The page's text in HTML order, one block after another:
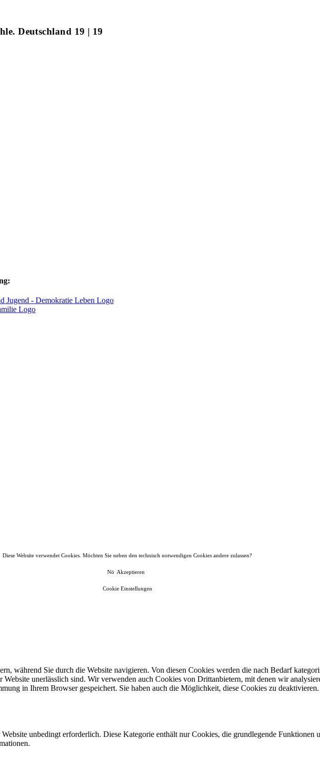
Deutschland 19 | 19
Diese Website verwendet Cookies. Möchten Sie neben den technisch notwendigen Cookies andere zulassen?
Nö Akzeptieren
Cookie Einstellungen
während Sie durch die Website navigieren. Von diesen Cookies werden die nach Bedarf
unerlässlich sind. Wir verwenden auch Cookies von Drittanbietern, mit denen wir
in Ihrem Browser gespeichert. Sie haben auch die Möglichkeit, diese Cookies zu
unbedingt erforderlich. Diese Kategorie enthält nur Cookies, die grundlegende Funktionen